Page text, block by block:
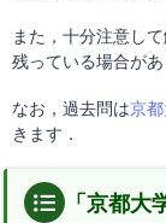
また，十分注意し
残っている場合があ
なお，過去問は京
きます．
「京都